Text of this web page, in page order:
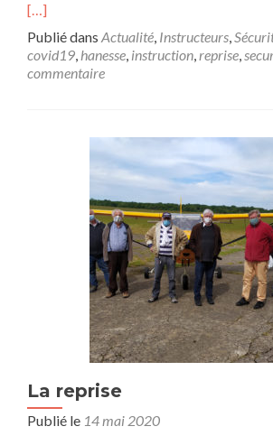
[…]
Publié dans Actualité, Instructeurs,
covid19, hanesse, instruction,reprise,
commentaire
La reprise
Publié le 14 mai 2020